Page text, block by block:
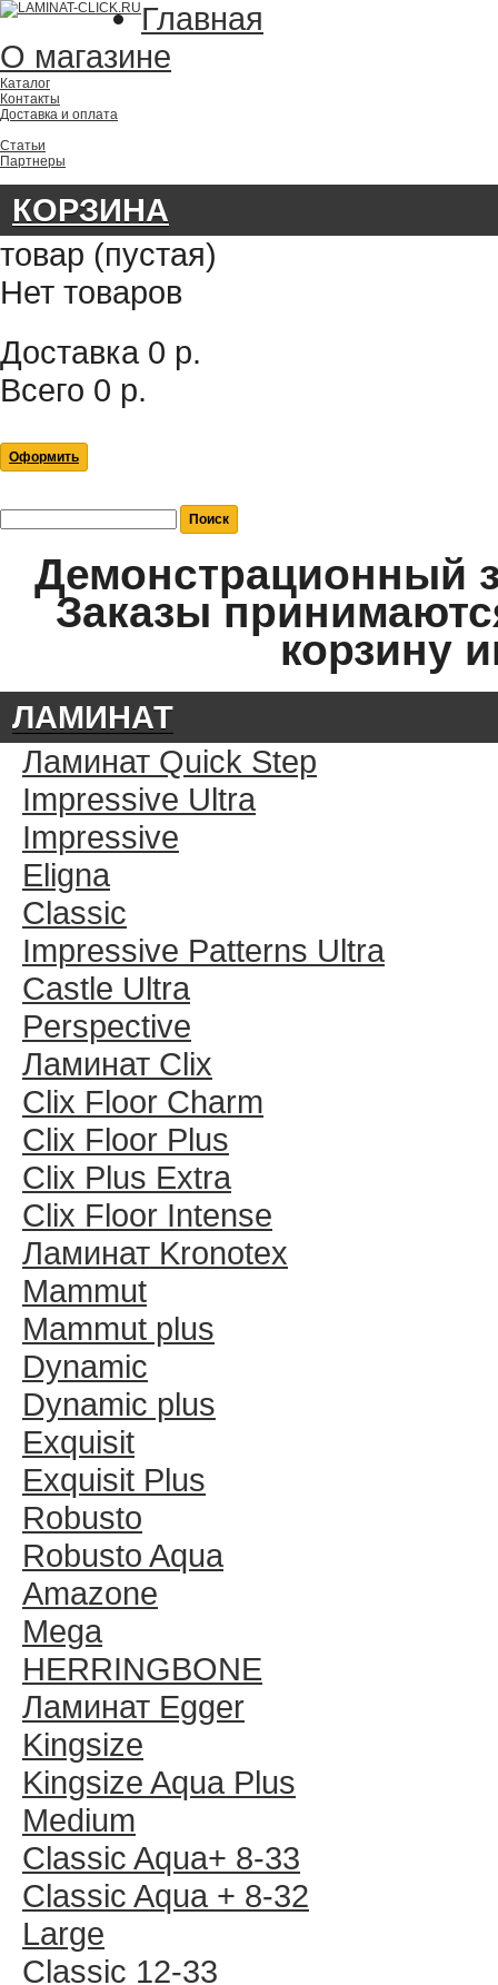
Главная
О магазине
Каталог
Контакты
Доставка и оплата
Статьи
Партнеры
КОРЗИНА
товар (пустая)
Нет товаров
Доставка 0 р.
Всего 0 р.
Оформить
Демонстрационный
Заказы
корзину
ЛАМИНАТ
Ламинат Quick Step
Impressive Ultra
Impressive
Eligna
Classic
Impressive Patterns Ultra
Castle Ultra
Perspective
Ламинат Clix
Clix Floor Charm
Clix Floor Plus
Clix Plus Extra
Clix Floor Intense
Ламинат Kronotex
Mammut
Mammut plus
Dynamic
Dynamic plus
Exquisit
Exquisit Plus
Robusto
Robusto Aqua
Amazone
Mega
HERRINGBONE
Ламинат Egger
Kingsize
Kingsize Aqua Plus
Medium
Classic Aqua+ 8-33
Classic Aqua + 8-32
Large
Classic 12-33